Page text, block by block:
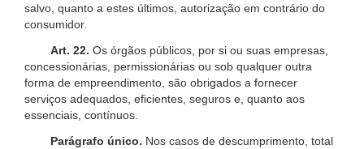
salvo, quanto a estes últimos, autorização em contrário do
consumidor.
Art. 22. Os órgãos públicos, por si ou suas empresas,
concessionárias, permissionárias ou sob qualquer outra
forma de empreendimento, são obrigados a fornecer
serviços adequados, eficientes, seguros e, quanto aos
essenciais, contínuos.
Parágrafo único. Nos casos de descumprimento, total